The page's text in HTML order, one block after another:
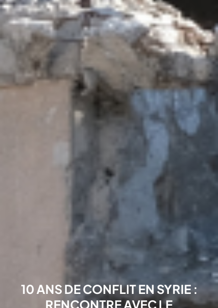
10 ANS DE CONFLIT EN SYRIE :
RENCONTRE AVEC LE